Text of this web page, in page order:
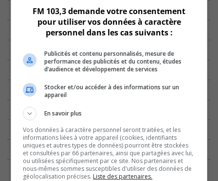
FM 103,3 demande votre consentement
pour utiliser vos données à caractère
personnel dans les cas suivants :
Publicités et contenu personnalisés, mesure de
performance des publicités et du contenu, études
d’audience et développement de services
Stocker et/ou accéder à des informations sur un
appareil
En savoir plus
Vos données à caractère personnel seront traitées, et les
informations liées à votre appareil (cookies, identifiants
uniques et autres types de données) pourront être stockées
et consultées par 66 partenaires, ainsi que partagées avec lui,
ou utilisées spécifiquement par ce site. Nos partenaires et
nous-mêmes sommes susceptibles d'utiliser des données de
géolocalisation précises. Liste des partenaires.